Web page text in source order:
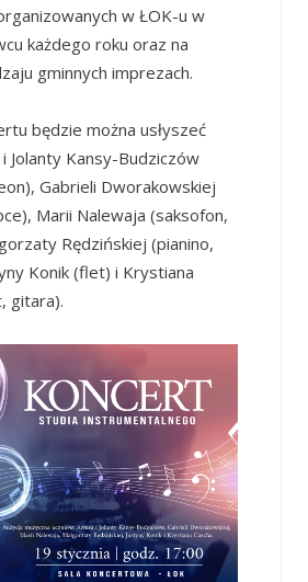
w ŁOK-u w
każdego roku oraz na
gminnych imprezach.
będzie można usłyszeć
Jolanty Kansy-Budziczów
Gabrieli Dworakowskiej
Marii Nalewaja (saksofon,
Rędzińskiej (pianino,
Konik (flet) i Krystiana
gitara).